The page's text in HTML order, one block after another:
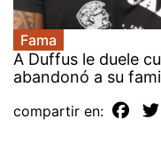
Fama
A Duffus le duele
abandonó a su
compartir en: